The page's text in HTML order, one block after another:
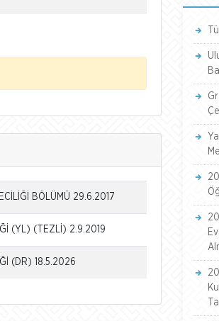
BÖLÜMÜ 29.6.2017
(YL) (TEZLİ) 2.9.2019
(DR) 18.5.2026